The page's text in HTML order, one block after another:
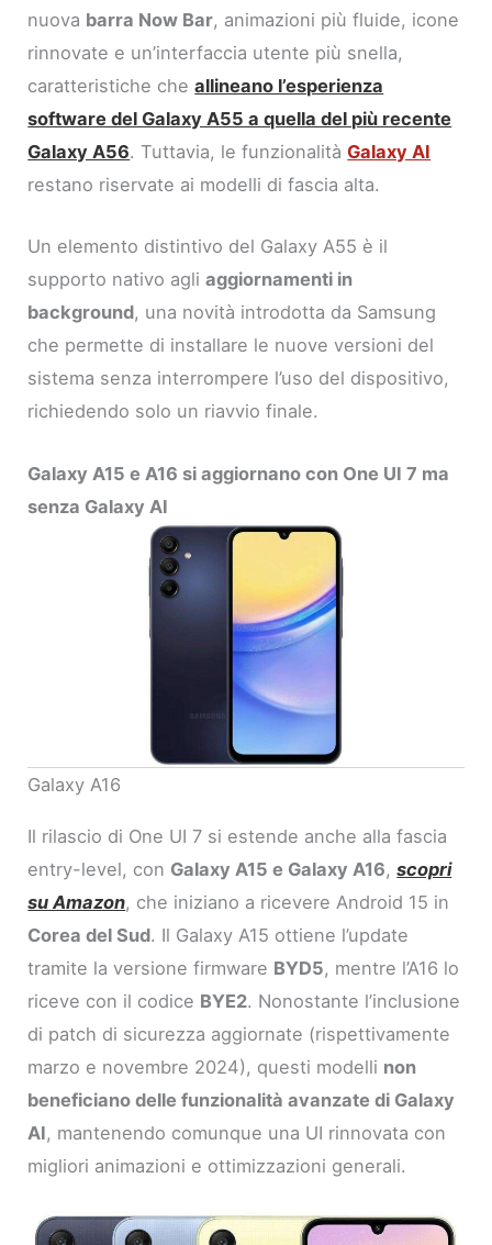
nuova barra Now Bar, animazioni più fluide, icone
rinnovate e un’interfaccia utente più snella,
caratteristiche cheallineano l’esperienza
software del Galaxy A55 a quella del più recente
Galaxy A56. Tuttavia, le funzionalitàGalaxy AI
restano riservate ai modelli di fascia alta.
Un elemento distintivo del Galaxy A55 è il
supporto nativo agliaggiornamenti in
background, una novità introdotta da Samsung
che permette di installare le nuove versioni del
sistema senza interrompere l’uso del dispositivo,
richiedendo solo un riavvio finale.
Galaxy A15 e A16 si aggiornano con One UI 7 ma
senza Galaxy AI
Galaxy A16
Il rilascio di One UI 7 si estende anche alla fascia
entry-level, con Galaxy A15 e Galaxy A16,scopri
su Amazon, che iniziano a ricevere Android 15 in
Corea del Sud. Il Galaxy A15 ottiene l’update
tramite la versione firmware BYD5, mentre l’A16 lo
riceve con il codice BYE2. Nonostante l’inclusione
di patch di sicurezza aggiornate (rispettivamente
marzo e novembre 2024), questi modelli non
beneficiano delle funzionalità avanzate di Galaxy
AI, mantenendo comunque una UI rinnovata con
migliori animazioni e ottimizzazioni generali.